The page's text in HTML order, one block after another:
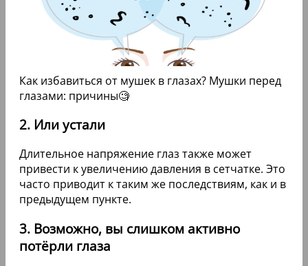
Как избавиться от мушек в глазах? Мушки перед
глазами: причины🧐
2. Или устали
Длительное напряжение глаз также может
привести к увеличению давления в сетчатке. Это
часто приводит к таким же последствиям, как и в
предыдущем пункте.
3. Возможно, вы слишком активно
потёрли глаза